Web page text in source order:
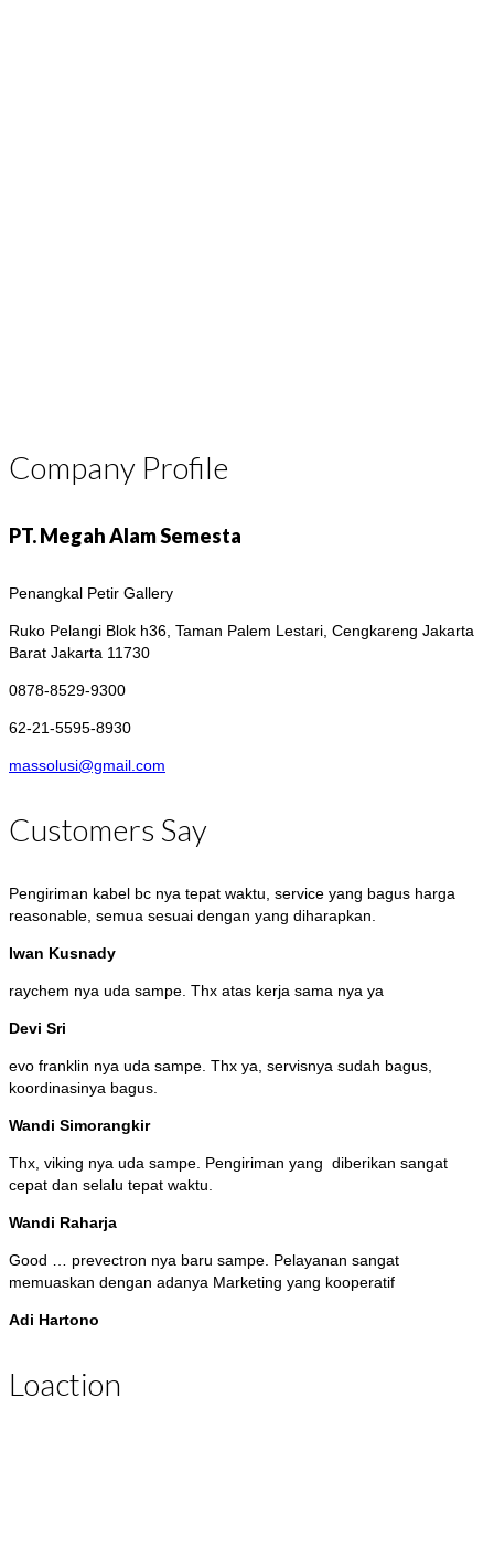
Company Profile
PT. Megah Alam Semesta
Penangkal Petir Gallery
Ruko Pelangi Blok h36, Taman Palem Lestari, Cengkareng Jakarta
Barat Jakarta 11730
0878-8529-9300
62-21-5595-8930
massolusi@gmail.com
Customers Say
Pengiriman kabel bc nya tepat waktu, service yang bagus harga
reasonable, semua sesuai dengan yang diharapkan.
Iwan Kusnady
raychem nya uda sampe. Thx atas kerja sama nya ya
Devi Sri
evo franklin nya uda sampe. Thx ya, servisnya sudah bagus,
koordinasinya bagus.
Wandi Simorangkir
Thx, viking nya uda sampe. Pengiriman yang diberikan sangat
cepat dan selalu tepat waktu.
Wandi Raharja
Good … prevectron nya baru sampe. Pelayanan sangat
memuaskan dengan adanya Marketing yang kooperatif
Adi Hartono
Loaction